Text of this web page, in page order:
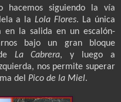
hacemos siguiendo la vía
a laLola Flores. La única
en la salida en un escalón-
bajo un gran bloque
La Cabrera, y luego a
nos permite superar
del Pico de la Miel.